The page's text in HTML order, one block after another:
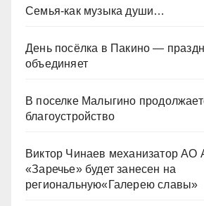
Семья-как музыка души…
День посёлка в Пакино —
объединяет
В поселке Малыгино
благоустройство
Виктор Чинаев механизатор АО
«Заречье» будет занесен на
региональную«Галерею славы»